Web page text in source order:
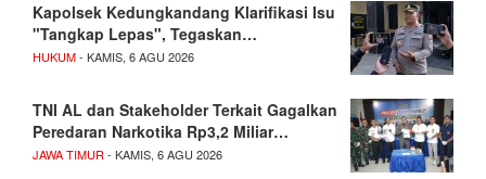
Kapolsek Kedungkandang Klarifikasi Isu
"Tangkap Lepas", Tegaskan…
HUKUM- KAMIS, 6 AGU 2026
TNI AL dan Stakeholder Terkait Gagalkan
Peredaran Narkotika Rp3,2 Miliar…
JAWA TIMUR- KAMIS, 6 AGU 2026